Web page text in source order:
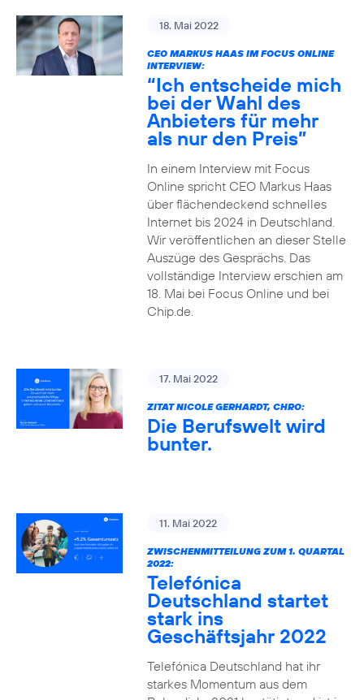
18. Mai 2022
CEO MARKUS HAAS IM FOCUS ONLINE
INTERVIEW:
“Ich entscheide mich
bei der Wahl des
Anbieters für mehr
als nur den Preis”
In einem Interview mit Focus
Online spricht CEO Markus Haas
über flächendeckend schnelles
Internet bis 2024 in Deutschland.
Wir veröffentlichen an dieser Stelle
Auszüge des Gesprächs. Das
vollständige Interview erschien am
18. Mai bei Focus Online und bei
Chip.de.
17. Mai 2022
ZITAT NICOLE GERHARDT, CHRO:
Die Berufswelt wird
bunter.
11. Mai 2022
ZWISCHENMITTEILUNG ZUM 1. QUARTAL
2022:
Telefónica
Deutschland startet
stark ins
Geschäftsjahr 2022
Telefónica Deutschland hat ihr
starkes Momentum aus dem